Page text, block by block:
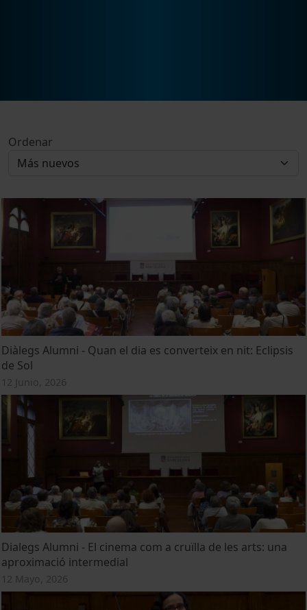
Ordenar
Diàlegs Alumni - Quan el dia es converteix en nit: Eclipsis
de Sol
12 Junio, 2026
Dialegs Alumni - El cinema com a cruïlla de les arts: una
aproximació intermedial
12 Mayo, 2026